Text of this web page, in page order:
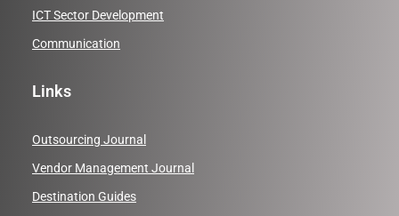
ICT Sector Development
Communication
Links
Outsourcing Journal
Vendor Management Journal
Destination Guides